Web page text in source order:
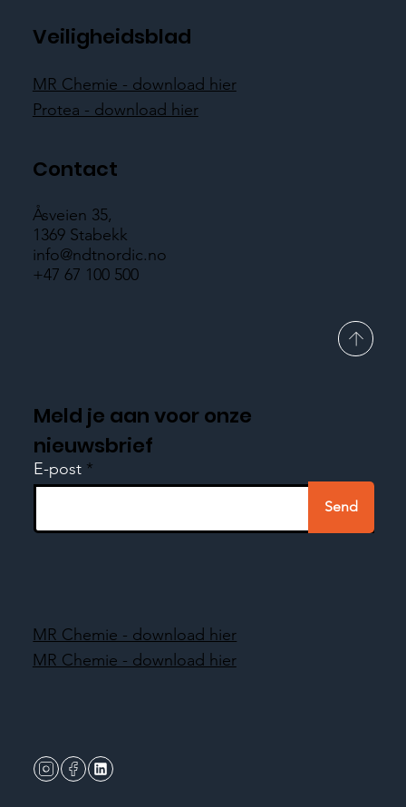
Veiligheidsblad
MR Chemie - download hier
Protea - download hier
Contact
Åsveien 35,
1369 Stabekk
info@ndtnordic.no
+47 67 100 500
Meld je aan voor onze
nieuwsbrief
E-post
Send
MR Chemie - download hier
MR Chemie - download hier